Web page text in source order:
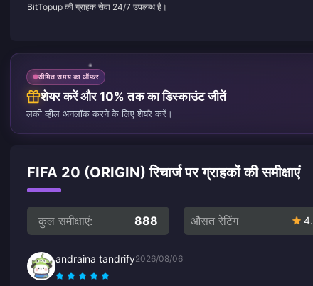
BitTopup की ग्राहक सेवा 24/7 उपलब्ध है।
सीमित समय का ऑफर
शेयर करें और 10% तक का डिस्काउंट जीतें
लकी व्हील अनलॉक करने के लिए शेयर करें।
FIFA 20 (ORIGIN) रिचार्ज पर ग्राहकों की समीक्षाएं
कुल समीक्षाएं: 888 औसत रेटिंग
andraina tandrify2026/08/06